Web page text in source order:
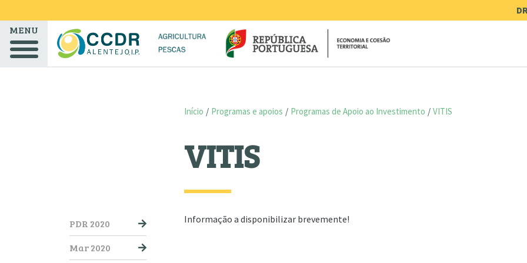
MENU
Início Programas e apoios Programas de Apoio ao Investimento VITIS
VITIS
PDR 2020
Mar 2020
Informação a disponibilizar brevemente!